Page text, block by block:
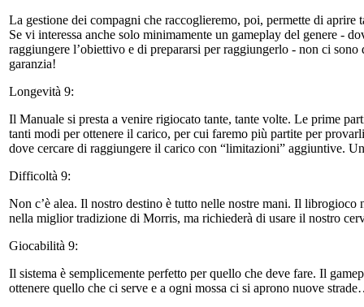
La gestione dei compagni che raccoglieremo, poi, permette di aprire
Se vi interessa anche solo minimamente un gameplay del genere -
raggiungere l’obiettivo e di prepararsi per raggiungerlo - non ci
garanzia!
Longevità 9:
Il Manuale si presta a venire rigiocato tante, tante volte. Le prime
tanti modi per ottenere il carico, per cui faremo più partite per
dove cercare di raggiungere il carico con “limitazioni” aggiuntive.
Difficoltà 9:
Non c’è alea. Il nostro destino è tutto nelle nostre mani. Il
nella miglior tradizione di Morris, ma richiederà di usare il nostro
Giocabilità 9:
Il sistema è semplicemente perfetto per quello che deve fare. Il
ottenere quello che ci serve e a ogni mossa ci si aprono nuove